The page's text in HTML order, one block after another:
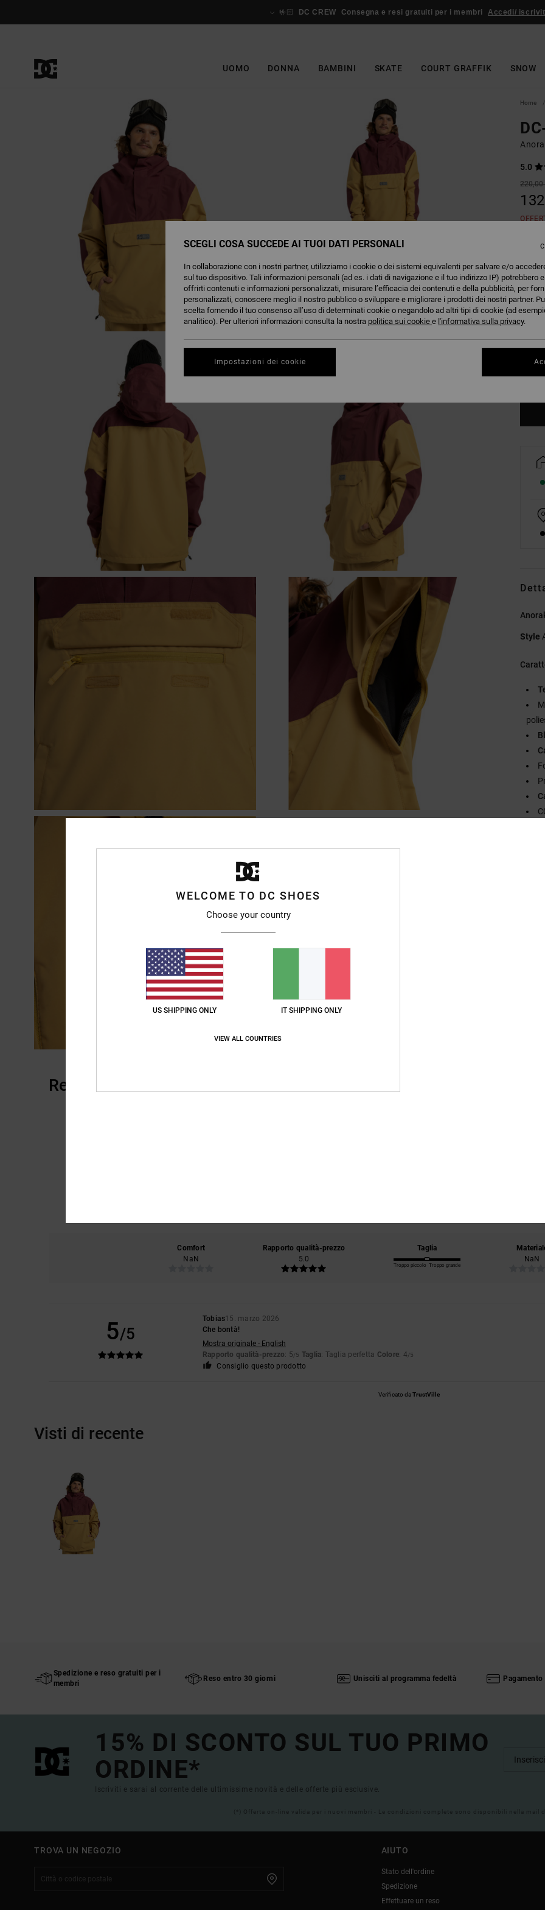
🤟🏻 DC CREW Consegna e resi gratuiti per i membri Accedi/
UOMO DONNA BAMBINI SKATE COURT GRAFFIK SNOW
Home
5.0
220,00
S
Style
Recensioni dei clienti
Comfort
NaN
Rapporto qualità-prezzo
5.0
Taglia
Troppo piccolo Troppo grande
NaN
5/5
Tobias15. marzo 2026
Che bontà!
Mostra originale - English
Rapporto qualità-prezzo: 5/5 Taglia: Taglia perfetta Colore: 4/5
Consiglio questo prodotto
Verificato daTrustVille
Visti di recente
Spedizione e reso gratuiti per i
membri
Reso entro 30 giorni Unisciti al programma fedeltà
15% DI SCONTO SUL TUO PRIMO
ORDINE*
Iscriviti e sarai al corrente delle ultimissime novità e delle offerte più esclusive.
(*) Offerta on-line valida per i nuovi membri - Le condizioni complete sono disponibili nella mail
TROVA UN NEGOZIO AIUTO
Stato dell'ordine
Spedizione
Effettuare un reso
WELCOME TO DC SHOES
Choose your country
US SHIPPING ONLY IT SHIPPING ONLY
VIEW ALL COUNTRIES
SCEGLI COSA SUCCEDE AI TUOI DATI PERSONALI
In collaborazione con i nostri partner, utilizziamo i cookie o dei sistemi equivalenti per salvare e/o
sul tuo dispositivo. Tali informazioni personali (ad es. i dati di navigazione e il tuo indirizzo IP) potrebbero
offrirti contenuti e informazioni personalizzati, misurare l’efficacia dei contenuti e della pubblicità, per
personalizzati, conoscere meglio il nostro pubblico o sviluppare e migliorare i prodotti dei nostri partner.
scelta fornendo il tuo consenso all’uso di determinati cookie o negandolo ad altri tipi di cookie (ad
analitico). Per ulteriori informazioni consulta la nostra politica sui cookie e l'informativa sulla privacy.
Impostazioni dei cookie